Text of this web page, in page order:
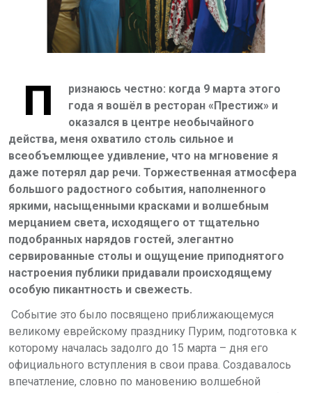
П
ризнаюсь честно: когда 9 марта этого
года я вошёл в ресторан «Престиж» и
оказался в центре необычайного
действа, меня охватило столь сильное и
всеобъемлющее удивление, что на мгновение я
даже потерял дар речи. Торжественная атмосфера
большого радостного события, наполненного
яркими, насыщенными красками и волшебным
мерцанием света, исходящего от тщательно
подобранных нарядов гостей, элегантно
сервированные столы и ощущение приподнятого
настроения публики придавали происходящему
особую пикантность и свежесть.
Событие это было посвящено приближающемуся
великому еврейскому празднику Пурим, подготовка к
которому началась задолго до 15 марта – дня его
официального вступления в свои права. Создавалось
впечатление, словно по мановению волшебной